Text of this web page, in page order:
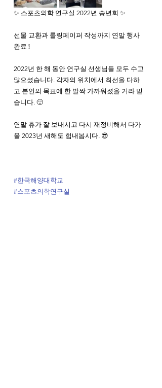
✨ 스포츠의학 연구실 2022년 송년회 ✨
선물 교환과 롤링페이퍼 작성까지 연말 행사
완료 ❕
2022년 한 해 동안 연구실 선생님들 모두 수고
많으셨습니다. 각자의 위치에서 최선을 다하
고 본인의 목표에 한 발짝 가까워졌을 거라 믿
습니다. 🙂
연말 휴가 잘 보내시고 다시 재정비해서 다가
올 2023년 새해도 힘내봅시다. 😎
#한국해양대학교
#스포츠의학연구실